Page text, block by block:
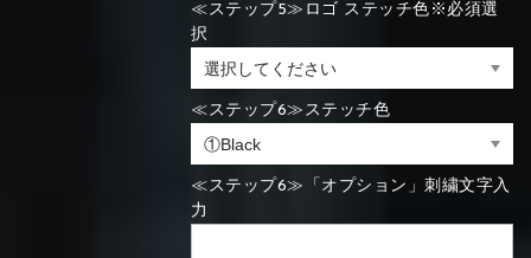
≪ステップ5≫ロゴ ステッチ色※必須選
択
≪ステップ6≫ステッチ色
≪ステップ6≫「オプション」刺繍文字入
力